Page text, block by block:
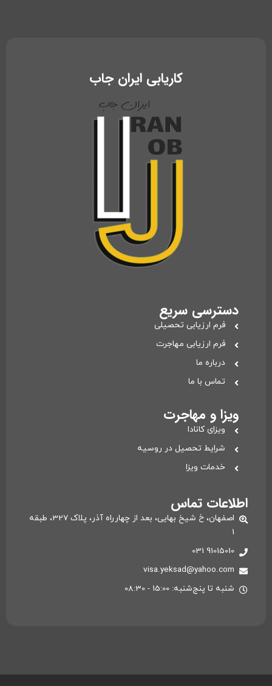
کاریابی ایران جاب
دسترسی سریع
فرم ارزیابی تحصیلی
فرم ارزیابی مهاجرت
درباره ما
تماس با ما
ویزا و مهاجرت
ویزای کانادا
شرایط تحصیل در روسیه
خدمات ویزا
اطلاعات تماس
اصفهان، خ شیخ بهایی، بعد از چهارراه آذر، پلاک 327، طبقه
1
91015010 031
visa.yeksad@yahoo.com
شنبه تا پنج‌شنبه: 15:00 - 08:30